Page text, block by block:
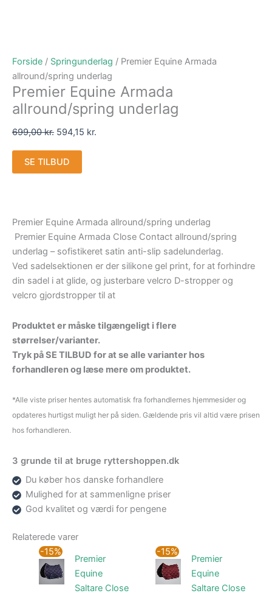
Forside / Springunderlag / Premier Equine Armada
allround/spring underlag
Premier Equine Armada
allround/spring underlag
699,00kr. 594,15 kr.
SE TILBUD
Premier Equine Armada allround/spring underlag
Premier Equine Armada Close Contact allround/spring
underlag – sofistikeret satin anti-slip sadelunderlag.
Ved sadelsektionen er der silikone gel print, for at forhindre
din sadel i at glide, og justerbare velcro D-stropper og
velcro gjordstropper til at
Produktet er måske tilgængeligt i flere
størrelser/varianter.
Tryk på SE TILBUD for at se alle varianter hos
forhandleren og læse mere om produktet.
*Alle viste priser hentes automatisk fra forhandlernes hjemmesider og
opdateres hurtigst muligt her på siden. Gældende pris vil altid være prisen
hos forhandleren.
3 grunde til at bruge ryttershoppen.dk
Du køber hos danske forhandlere
Mulighed for at sammenligne priser
God kvalitet og værdi for pengene
Relaterede varer
-15%
Premier
Equine
Saltare Close
oprindelige
pris
var:
599,00 kr..509,15 kr..
-15%
Premier
Equine
Saltare Close
oprindelige
pris
var:
599,00 kr..509,15 kr..